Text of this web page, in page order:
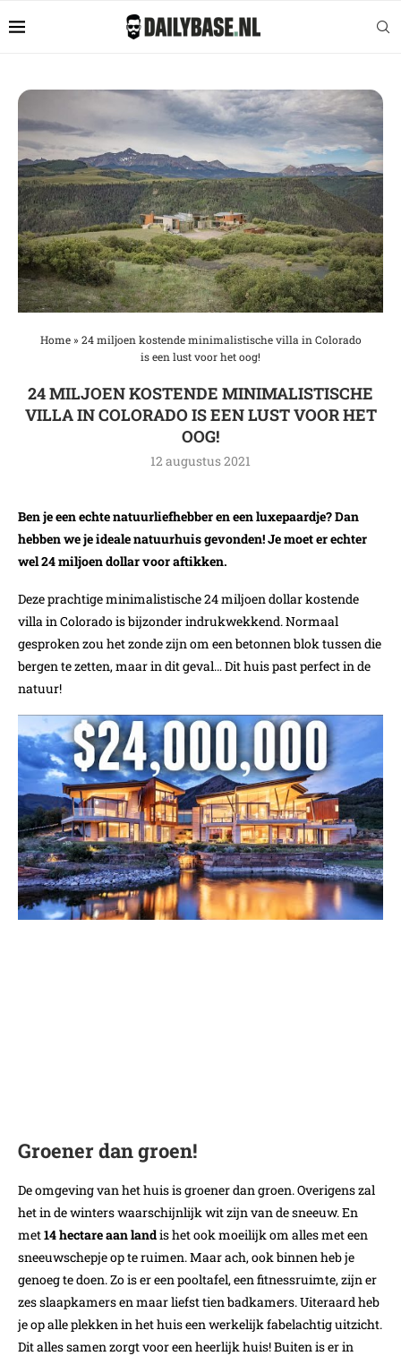
Home» 24 miljoen kostende minimalistische villa in Colorado
is een lust voor het oog!
24 MILJOEN KOSTENDE MINIMALISTISCHE
VILLA IN COLORADO IS EEN LUST VOOR HET
OOG!
12 augustus 2021
Ben je een echte natuurliefhebber en een luxepaardje? Dan
hebben we je ideale natuurhuis gevonden! Je moet er echter
wel 24 miljoen dollar voor aftikken.
Deze prachtige minimalistische 24 miljoen dollar kostende
villa in Colorado is bijzonder indrukwekkend. Normaal
gesproken zou het zonde zijn om een betonnen blok tussen die
bergen te zetten, maar in dit geval… Dit huis past perfect in de
natuur!
Groener dan groen!
De omgeving van het huis is groener dan groen. Overigens zal
het in de winters waarschijnlijk wit zijn van de sneeuw. En
met14 hectare aan landis het ook moeilijk om alles met een
sneeuwschepje op te ruimen. Maar ach, ook binnen heb je
genoeg te doen. Zo is er een pooltafel, een fitnessruimte, zijn er
zes slaapkamers en maar liefst tien badkamers. Uiteraard heb
je op alle plekken in het huis een werkelijk fabelachtig uitzicht.
Dit alles samen zorgt voor een heerlijk huis! Buiten is er in